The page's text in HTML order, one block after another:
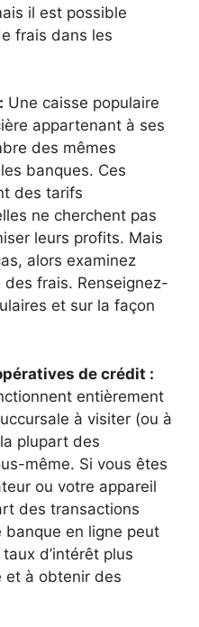
il est possible
frais dans les
Une caisse populaire
appartenant à ses
des mêmes
banques. Ces
des tarifs
ne cherchent pas
leurs profits. Mais
alors examinez
frais. Renseignez-
et sur la façon
de crédit :
entièrement
à visiter (ou à
plupart des
même. Si vous êtes
ou votre appareil
des transactions
banque en ligne peut
d’intérêt plus
et à obtenir des